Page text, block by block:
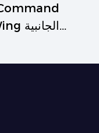
Cans – وحدة تحكم إضاءة DMX